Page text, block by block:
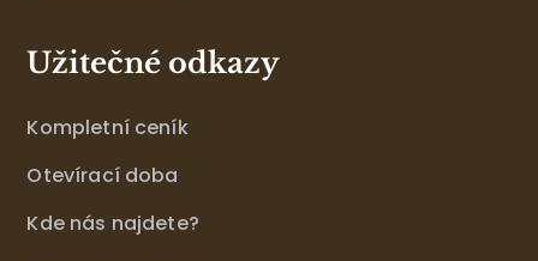
Užitečné odkazy
Kompletní ceník
Otevírací doba
Kde nás najdete?